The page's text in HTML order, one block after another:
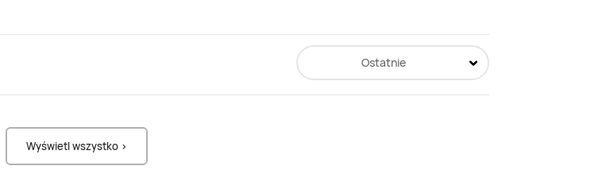
Ostatnie
Wyświetl wszystko >